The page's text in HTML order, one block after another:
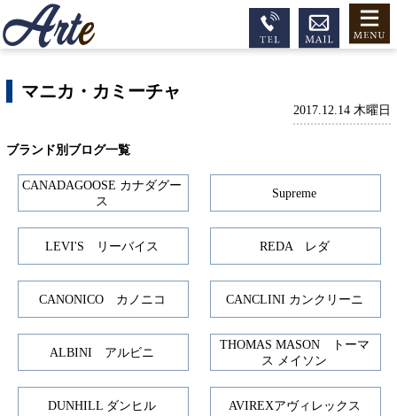
マニカ・カミーチャ
2017.12.14 木曜日
ブランド別ブログ一覧
CANADAGOOSE カナダグー
ス
Supreme
LEVI'S リーバイス REDA レダ
CANONICO カノニコ CANCLINI カンクリーニ
ALBINI アルビニ
THOMAS MASON トーマ
ス メイソン
DUNHILL ダンヒル AVIREXアヴィレックス